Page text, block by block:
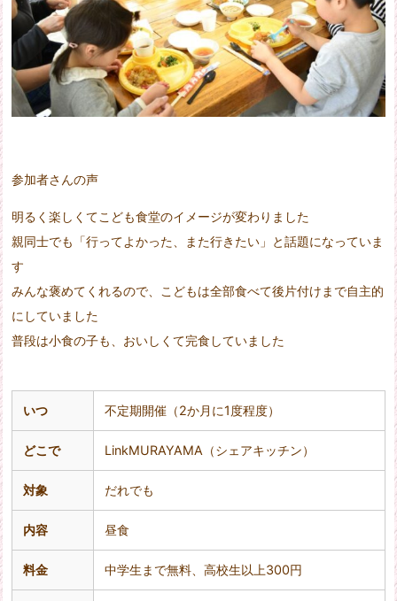
参加者さんの声
明るく楽しくてこども食堂のイメージが変わりました
親同士でも「行ってよかった、また行きたい」と話題になっていま
す
みんな褒めてくれるので、こどもは全部食べて後片付けまで自主的
にしていました
普段は小食の子も、おいしくて完食していました
いつ 不定期開催（2か月に1 度程度）
どこで LinkMURAYAMA（シェアキッチン）
対象 だれでも
内容 昼食
料金 中学生まで無料、高校生以上300円